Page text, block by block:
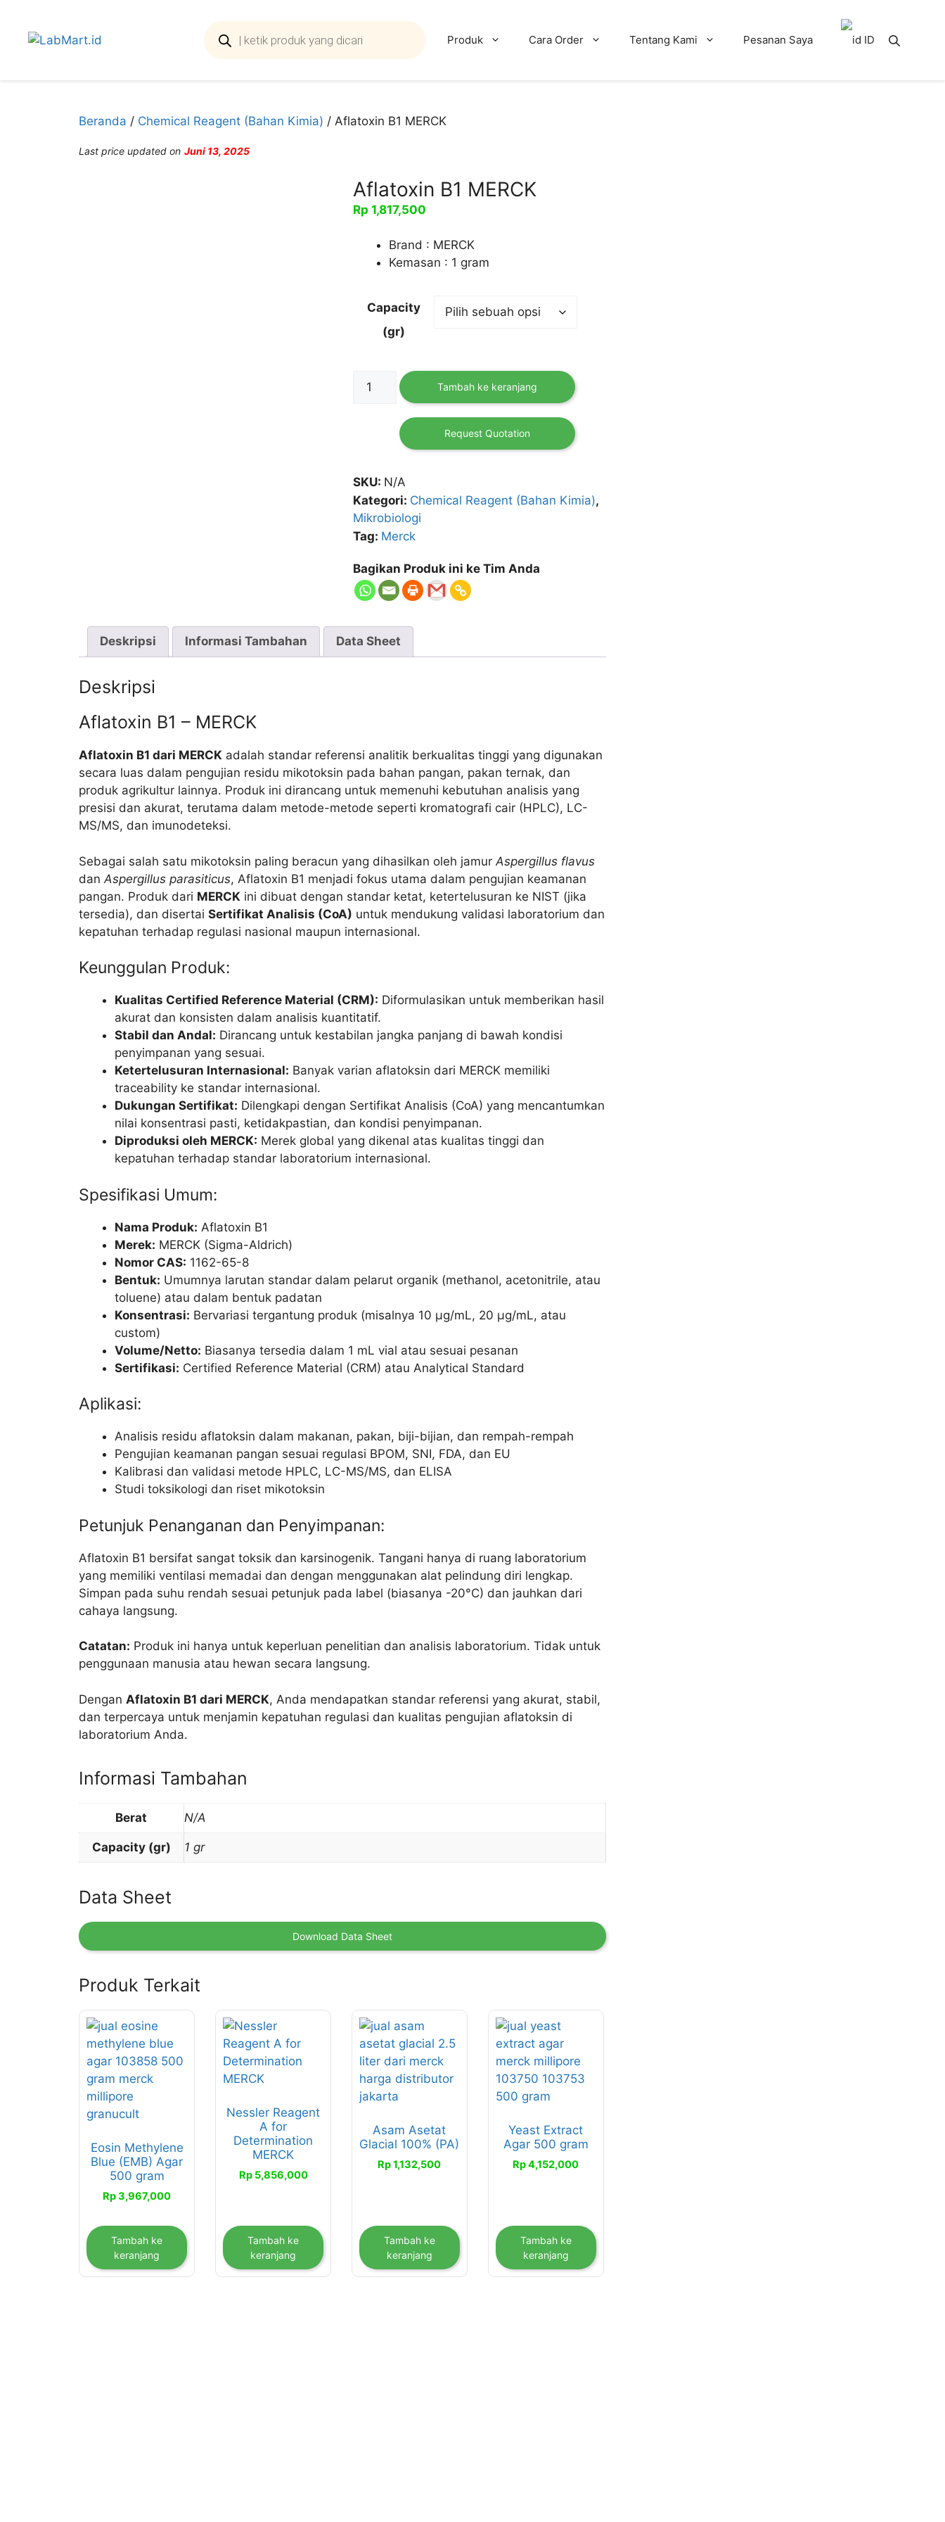
search
Produk Cara Order Tentang Kami Pesanan Saya ID
Beranda / Chemical Reagent (Bahan Kimia) / Aflatoxin B1 MERCK
Last price updated on Juni 13, 2025
Aflatoxin B1 MERCK
Rp 1,817,500
Brand : MERCK
Kemasan : 1 gram
Capacity
(gr)
Kuantitas
Aflatoxin
Tambah ke keranjang
Request Quotation
SKU: N/A
Kategori: Chemical Reagent (Bahan Kimia),
Mikrobiologi
Tag: Merck
Bagikan Produk ini ke Tim Anda
Deskripsi Informasi Tambahan Data Sheet
Deskripsi
Aflatoxin B1 – MERCK
Aflatoxin B1 dari MERCK adalah standar referensi analitik berkualitas tinggi yang digunakan
secara luas dalam pengujian residu mikotoksin pada bahan pangan, pakan ternak, dan
produk agrikultur lainnya. Produk ini dirancang untuk memenuhi kebutuhan analisis yang
presisi dan akurat, terutama dalam metode-metode seperti kromatografi cair (HPLC), LC-
MS/MS, dan imunodeteksi.
Sebagai salah satu mikotoksin paling beracun yang dihasilkan oleh jamur Aspergillus flavus
dan Aspergillus parasiticus, Aflatoxin B1 menjadi fokus utama dalam pengujian keamanan
pangan. Produk dari MERCK ini dibuat dengan standar ketat, ketertelusuran ke NIST (jika
tersedia), dan disertai Sertifikat Analisis (CoA) untuk mendukung validasi laboratorium dan
kepatuhan terhadap regulasi nasional maupun internasional.
Keunggulan Produk:
Kualitas Certified Reference Material (CRM): Diformulasikan untuk memberikan hasil
akurat dan konsisten dalam analisis kuantitatif.
Stabil dan Andal: Dirancang untuk kestabilan jangka panjang di bawah kondisi
penyimpanan yang sesuai.
Ketertelusuran Internasional: Banyak varian aflatoksin dari MERCK memiliki
traceability ke standar internasional.
Dukungan Sertifikat: Dilengkapi dengan Sertifikat Analisis (CoA) yang mencantumkan
nilai konsentrasi pasti, ketidakpastian, dan kondisi penyimpanan.
Diproduksi oleh MERCK: Merek global yang dikenal atas kualitas tinggi dan
kepatuhan terhadap standar laboratorium internasional.
Spesifikasi Umum:
Nama Produk: Aflatoxin B1
Merek: MERCK (Sigma-Aldrich)
Nomor CAS: 1162-65-8
Bentuk: Umumnya larutan standar dalam pelarut organik (methanol, acetonitrile, atau
toluene) atau dalam bentuk padatan
Konsentrasi: Bervariasi tergantung produk (misalnya 10 µg/mL, 20 µg/mL, atau
custom)
Volume/Netto: Biasanya tersedia dalam 1 mL vial atau sesuai pesanan
Sertifikasi: Certified Reference Material (CRM) atau Analytical Standard
Aplikasi:
Analisis residu aflatoksin dalam makanan, pakan, biji-bijian, dan rempah-rempah
Pengujian keamanan pangan sesuai regulasi BPOM, SNI, FDA, dan EU
Kalibrasi dan validasi metode HPLC, LC-MS/MS, dan ELISA
Studi toksikologi dan riset mikotoksin
Petunjuk Penanganan dan Penyimpanan:
Aflatoxin B1 bersifat sangat toksik dan karsinogenik. Tangani hanya di ruang laboratorium
yang memiliki ventilasi memadai dan dengan menggunakan alat pelindung diri lengkap.
Simpan pada suhu rendah sesuai petunjuk pada label (biasanya -20°C) dan jauhkan dari
cahaya langsung.
Catatan: Produk ini hanya untuk keperluan penelitian dan analisis laboratorium. Tidak untuk
penggunaan manusia atau hewan secara langsung.
Dengan Aflatoxin B1 dari MERCK, Anda mendapatkan standar referensi yang akurat, stabil,
dan terpercaya untuk menjamin kepatuhan regulasi dan kualitas pengujian aflatoksin di
laboratorium Anda.
Informasi Tambahan
Berat N/A
Capacity (gr) 1 gr
Data Sheet
Download Data Sheet
Produk Terkait
Eosin Methylene
Blue (EMB) Agar
500 gram
Rp3,967,000
Tambah ke
keranjang
Nessler Reagent
A for
Determination
MERCK
Rp5,856,000
Tambah ke
keranjang
Asam Asetat
Glacial 100% (PA)
Rp1,132,500
Tambah ke
keranjang
Yeast Extract
Agar 500 gram
Rp4,152,000
Tambah ke
keranjang